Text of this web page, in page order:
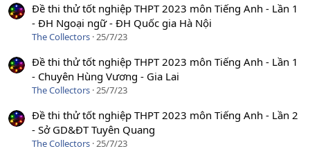
Đề thi thử tốt nghiệp THPT 2023 môn Tiếng Anh - Lần 1
- ĐH Ngoại ngữ - ĐH Quốc gia Hà Nội
The Collectors 25/7/23
Đề thi thử tốt nghiệp THPT 2023 môn Tiếng Anh - Lần 1
- Chuyên Hùng Vương - Gia Lai
The Collectors 25/7/23
Đề thi thử tốt nghiệp THPT 2023 môn Tiếng Anh - Lần 2
- Sở GD&ĐT Tuyên Quang
The Collectors 25/7/23